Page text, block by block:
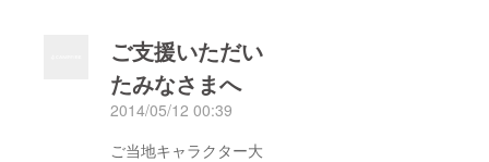
ご支援いただい
たみなさまへ
2014/05/12 00:39
ご当地キャラクター大